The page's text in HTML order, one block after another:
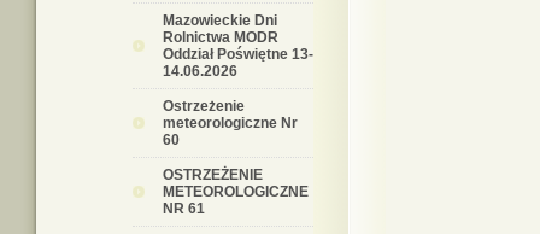
Mazowieckie Dni
Rolnictwa MODR
Oddział Poświętne 13-
14.06.2026
Ostrzeżenie
meteorologiczne Nr
60
OSTRZEŻENIE
METEOROLOGICZNE
NR 61